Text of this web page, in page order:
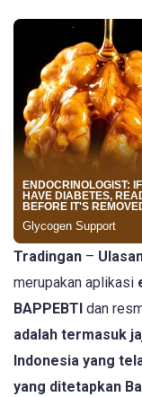
Tradingan –
merupakan aplikasi
BAPPEBTI dan
adalah termasuk
Indonesia yang
yang ditetapkan